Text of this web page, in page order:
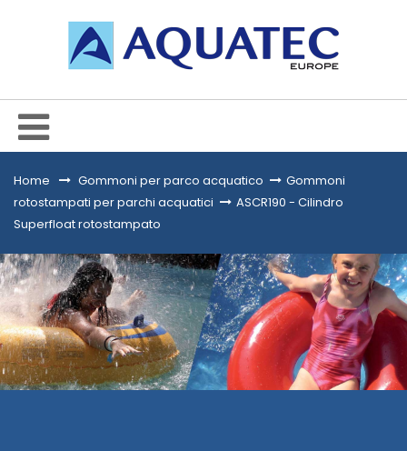
Home &gt;Gommoni per parco acquatico > Gommoni
rotostampati per parchi acquatici > ASCR190 - Cilindro
Superfloat rotostampato